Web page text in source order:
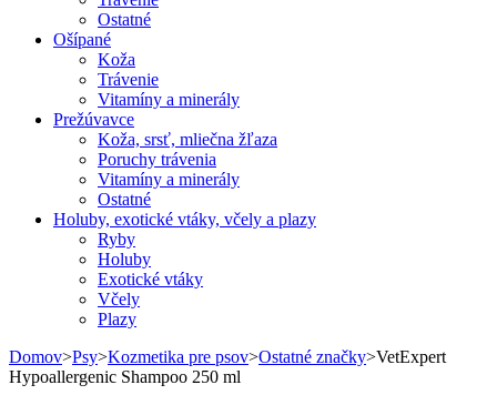
Ostatné
Ošípané
Koža
Trávenie
Vitamíny a minerály
Prežúvavce
Koža, srsť, mliečna žľaza
Poruchy trávenia
Vitamíny a minerály
Ostatné
Holuby, exotické vtáky, včely a plazy
Ryby
Holuby
Exotické vtáky
Včely
Plazy
Domov>Psy>Kozmetika pre psov>Ostatné značky>VetExpert
Hypoallergenic Shampoo 250 ml